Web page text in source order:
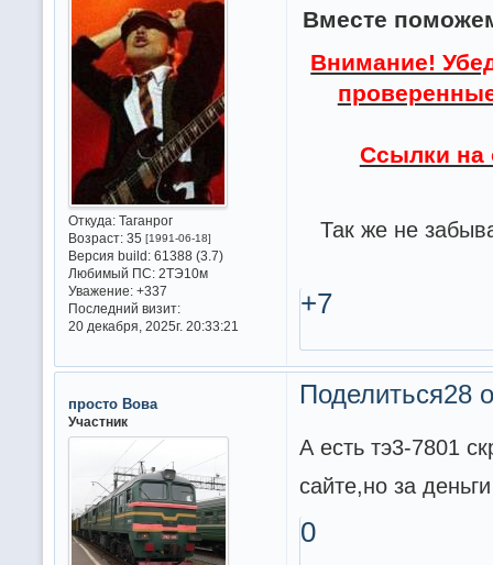
Откуда:Таганрог
Возраст:35 [1991-06-18]
Версия build:61388 (3.7)
Любимый ПС:2ТЭ10м
Уважение: +337
Последний визит:
20 декабря, 2025г. 20:33:21
Вместе
Внимание!
Ссылки на
Так же не
+7
Поделиться28
просто Вова
Участник
А есть тэ3-7801
сайте,но за
0